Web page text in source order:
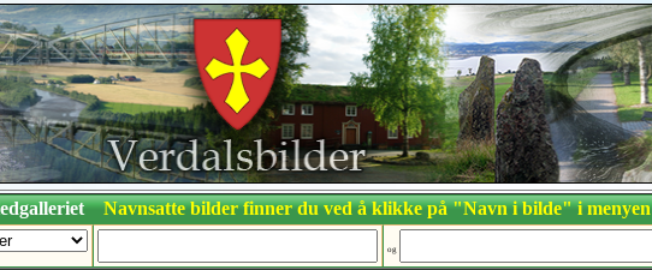
Navnsatte bilder finner du ved å klikke på "Navn i bilde" i menyen
og